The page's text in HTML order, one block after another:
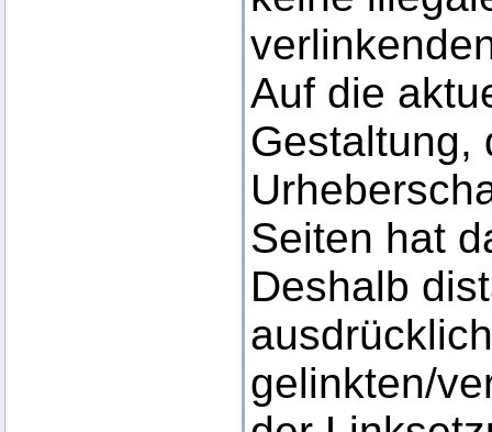
Auf die
Gestaltung,
Seiten hat
Deshalb
gelinkten/